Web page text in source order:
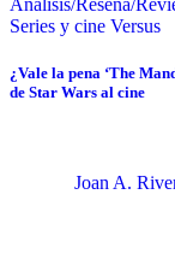
Series y cine Versus
¿Vale la pena ‘The
de Star Wars al cine
Joan A.